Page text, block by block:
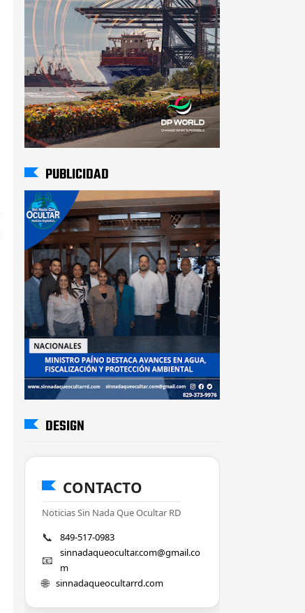
PUBLICIDAD
DESIGN
CONTACTO
Noticias Sin Nada Que Ocultar RD
📞 849-517-0983
📧
sinnadaqueocultar.com@gmail.co
m
🌐 sinnadaqueocultarrd.com